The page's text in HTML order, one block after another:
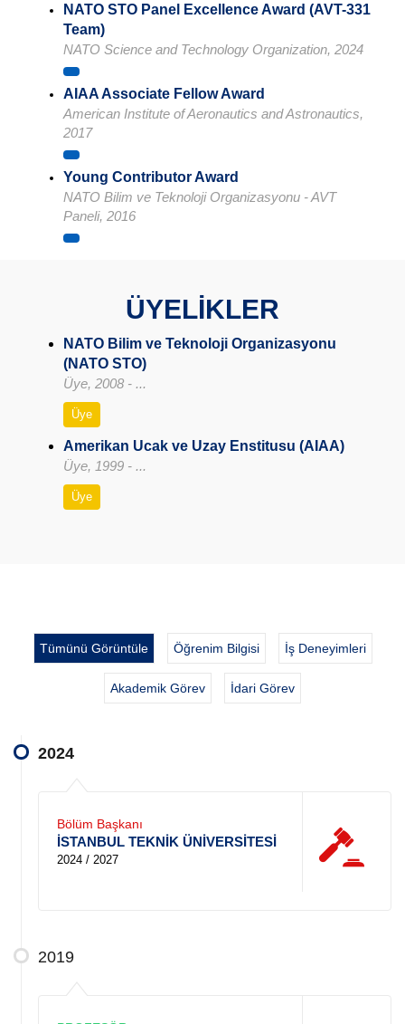
NATO STO Panel Excellence Award (AVT-331
Team)
NATO Science and Technology Organization, 2024
AIAA Associate Fellow Award
American Institute of Aeronautics and Astronautics,
2017
Young Contributor Award
NATO Bilim ve Teknoloji Organizasyonu - AVT
Paneli, 2016
ÜYELİKLER
NATO Bilim ve Teknoloji Organizasyonu
(NATO STO)
Üye, 2008 - ...
Üye
Amerikan Ucak ve Uzay Enstitusu (AIAA)
Üye, 1999 - ...
Üye
Tümünü Görüntüle Öğrenim Bilgisi İş Deneyimleri
Akademik Görev İdari Görev
2024
Bölüm Başkanı
İSTANBUL TEKNİK ÜNİVERSİTESİ
2024 / 2027
2019